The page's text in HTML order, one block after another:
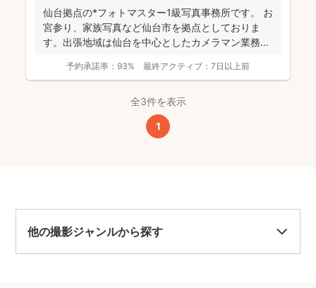
仙台拠点の*フォトマスター1級写真事務所です。 お
宮参り、家族写真など仙台市を拠点としておりま
す。出張地域は仙台を中心としたカメラマン業務を
予約承諾率： 93% 最終アクティブ： 7日以上前
全3件を表示
1
他の撮影ジャンルから探す